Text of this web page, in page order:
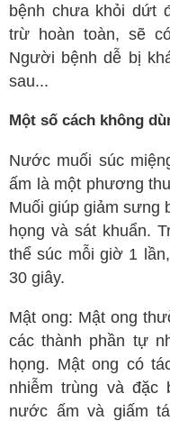
bệnh chưa khỏi dứt
trừ hoàn toàn, sẽ
Người bệnh dễ bị
sau...
Một số cách không
Nước muối súc
ấm là một phương
Muối giúp giảm sưng
họng và sát khuẩn.
thể súc mỗi giờ 1
30 giây.
Mật ong: Mật ong
các thành phần tự
họng. Mật ong có
nhiễm trùng và
nước ấm và giấm